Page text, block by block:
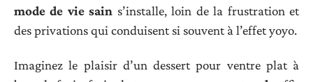
mode de vie sain s’installe, loin de la frustration et
des privations qui conduisent si souvent à l’effet yoyo.
Imaginez le plaisir d’un dessert pour ventre plat à